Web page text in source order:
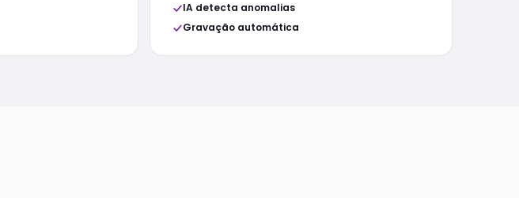
IA detecta anomalias
Gravação automática